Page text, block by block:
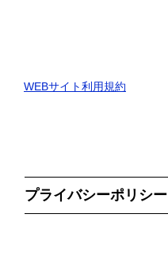
WEBサイト利用規約
プライバシーポリシー